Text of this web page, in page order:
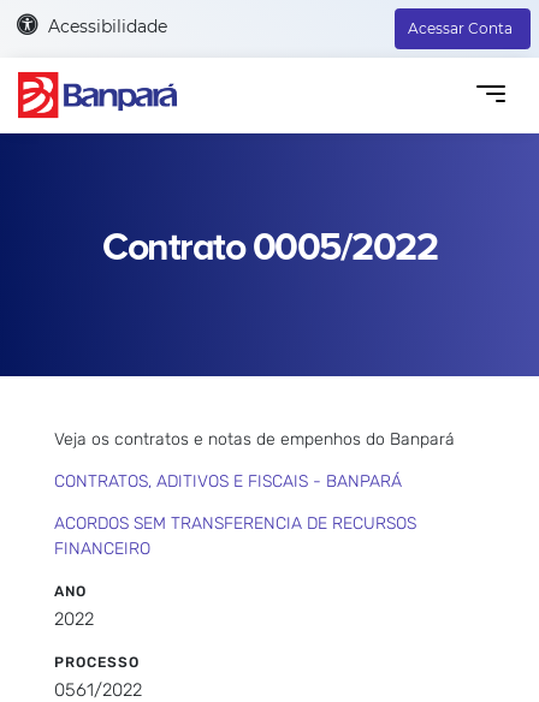
Acessibilidade Acessar Conta
Contrato 0005/2022
Veja os contratos e notas de empenhos do Banpará
CONTRATOS, ADITIVOS E FISCAIS - BANPARÁ
ACORDOS SEM TRANSFERENCIA DE RECURSOS
FINANCEIRO
ANO
2022
PROCESSO
0561/2022